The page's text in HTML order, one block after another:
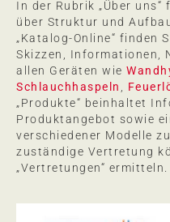
In der Rubrik „Über
über Struktur und
„Katalog-Online“ finden
Skizzen, Informationen,
allen Geräten wie
Schlauchhaspeln
„Produkte“ beinhaltet
Produktangebot sowie
verschiedener Modelle
zuständige Vertretung
„Vertretungen“ ermitteln.